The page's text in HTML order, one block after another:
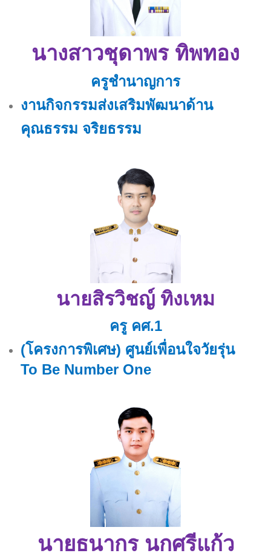
นางสาวชุดาพร ทิพทอง
ครูชำนาญการ
งานกิจกรรมส่งเสริมพัฒนาด้าน
คุณธรรม จริยธรรม
นายสิรวิชญ์ ทิงเหม
ครู คศ.1
(โครงการพิเศษ) ศูนย์เพื่อนใจวัยรุ่น
To Be Number One
นายธนากร นกศรีแก้ว